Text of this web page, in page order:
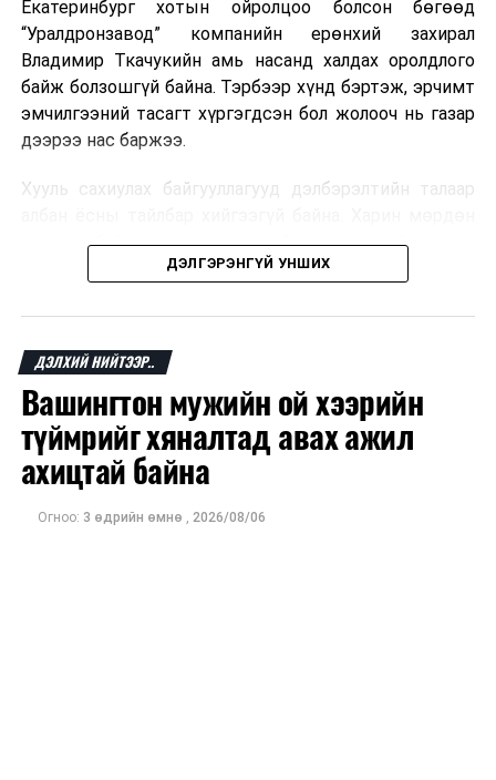
Екатеринбург хотын ойролцоо болсон бөгөөд
“Уралдронзавод” компанийн ерөнхий захирал
Владимир Ткачукийн амь насанд халдах оролдлого
байж болзошгүй байна. Тэрбээр хүнд бэртэж, эрчимт
эмчилгээний тасагт хүргэгдсэн бол жолооч нь газар
дээрээ нас баржээ.
Хууль сахиулах байгууллагууд дэлбэрэлтийн талаар
шалгах байгууллага олон нийтэд аюултай аргаар
хүний амь насанд халдахыг завдсан гэх үндэслэлээр
мэдээлжээ.
“Уралдронзавод” компани 2023 онд Екатеринбург
хотод байгуулагдсан бөгөөд нисгэгчгүй нисэх
төхөөрөмж үйлдвэрлэдэг аж. Тус компанийн 2025
оны орлого 6.2 тэрбум рубль, цэвэр ашиг нь 1.9
тэрбум рубльд хүрсэн гэж РБК мэдээлсэн байна.
Одоогоор дэлбэрэлтийн шалтгаан, хэрэгт холбоотой
ДЭЛГЭРЭНГҮЙ УНШИХ
ДЭЛХИЙ НИЙТЭЭР..
Вашингтон мужийн ой хээрийн
түймрийг хяналтад авах ажил
ахицтай байна
Огноо: 3 өдрийн өмнө , 2026/08/06